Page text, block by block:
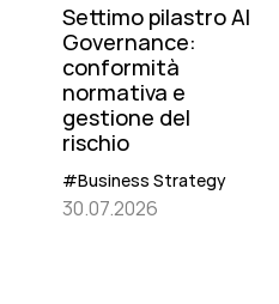
Settimo pilastro AI
Governance:
conformità
normativa e
gestione del
rischio
#Business Strategy
30.07.2026